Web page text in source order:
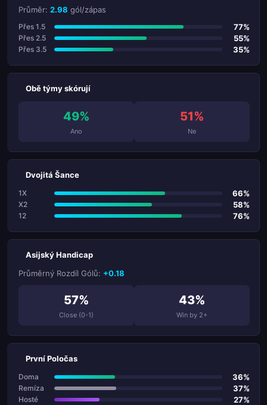
Průměr: 2.98 gól/zápas
Přes 1.5 77%
Přes 2.5 55%
Přes 3.5 35%
Obě týmy skórují
49%
Ano
51%
Ne
Dvojitá Šance
1X 66%
X2 58%
12 76%
Asijský Handicap
Průměrný Rozdíl Gólů: +0.18
57%
Close (0-1)
43%
Win by 2+
První Poločas
Doma 36%
Remíza 37%
Hosté 27%